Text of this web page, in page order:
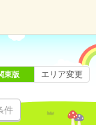
件
東版 エリア変更